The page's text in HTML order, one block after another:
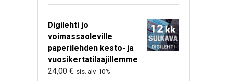
Digilehti jo
voimassaoleville
paperilehden kesto- ja
vuosikertatilaajillemme
24,00 € sis. alv. 10%